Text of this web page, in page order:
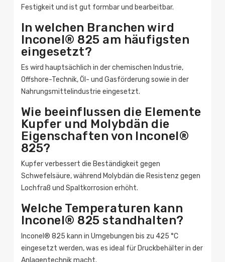
Festigkeit und ist gut formbar und bearbeitbar.
In welchen Branchen wird
Inconel® 825 am häufigsten
eingesetzt?
Es wird hauptsächlich in der chemischen Industrie,
Offshore-Technik, Öl- und Gasförderung sowie in der
Nahrungsmittelindustrie eingesetzt.
Wie beeinflussen die Elemente
Kupfer und Molybdän die
Eigenschaften von Inconel®
825?
Kupfer verbessert die Beständigkeit gegen
Schwefelsäure, während Molybdän die Resistenz gegen
Lochfraß und Spaltkorrosion erhöht.
Welche Temperaturen kann
Inconel® 825 standhalten?
Inconel® 825 kann in Umgebungen bis zu 425 °C
eingesetzt werden, was es ideal für Druckbehälter in der
Anlagentechnik macht.